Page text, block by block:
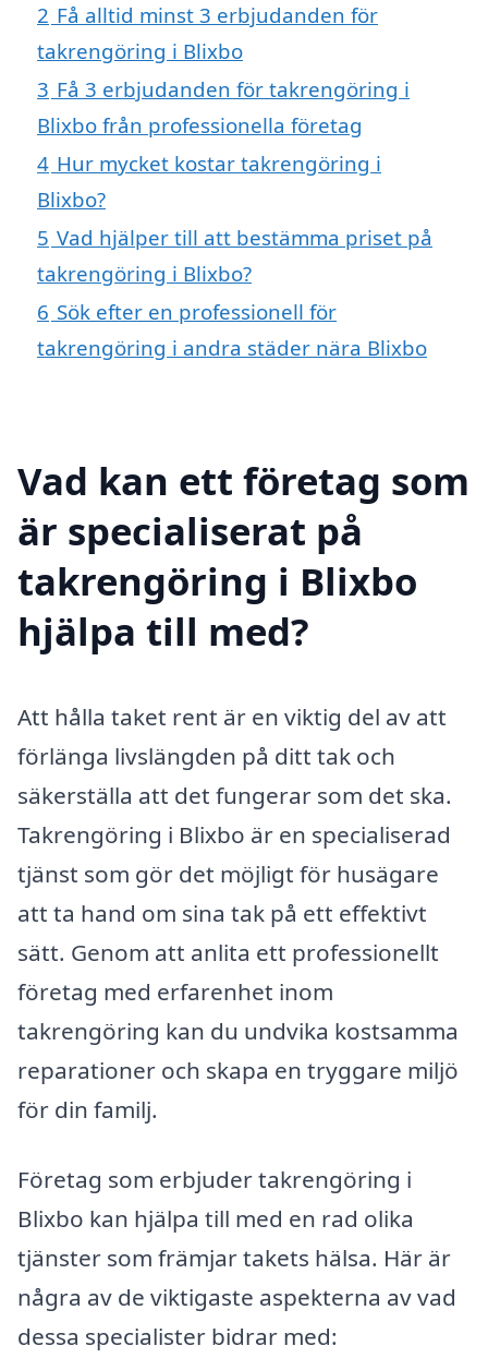
2 Få alltid minst 3 erbjudanden för
takrengöring i Blixbo
3 Få 3 erbjudanden för takrengöring i
Blixbo från professionella företag
4 Hur mycket kostar takrengöring i
Blixbo?
5 Vad hjälper till att bestämma priset på
takrengöring i Blixbo?
6 Sök efter en professionell för
takrengöring i andra städer nära Blixbo
Vad kan ett företag som
är specialiserat på
takrengöring i Blixbo
hjälpa till med?
Att hålla taket rent är en viktig del av att
förlänga livslängden på ditt tak och
säkerställa att det fungerar som det ska.
Takrengöring i Blixbo är en specialiserad
tjänst som gör det möjligt för husägare
att ta hand om sina tak på ett effektivt
sätt. Genom att anlita ett professionellt
företag med erfarenhet inom
takrengöring kan du undvika kostsamma
reparationer och skapa en tryggare miljö
för din familj.
Företag som erbjuder takrengöring i
Blixbo kan hjälpa till med en rad olika
tjänster som främjar takets hälsa. Här är
några av de viktigaste aspekterna av vad
dessa specialister bidrar med: